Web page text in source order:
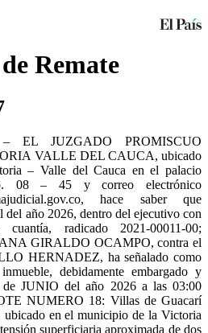
Remate
EL JUZGADO PROMISCUO
VALLE DEL CAUCA, ubicado
– Valle del Cauca en el palacio
08 – 45 y correo electrónico
hace saber que
del año 2026, dentro del ejecutivo con
radicado 2021-00011-00;
GIRALDO OCAMPO, contra el
HERNADEZ, ha señalado como
debidamente embargado y
de JUNIO del año 2026 a las 03:00
NUMERO 18: Villas de Guacarí
en el municipio de la Victoria
superficiaria aproximada de dos